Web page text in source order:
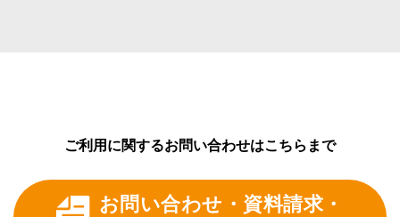
ご利用に関するお問い合わせはこちらまで
お問い合わせ・資料請求・